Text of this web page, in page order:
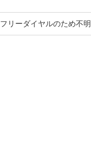
フリーダイヤルのため不明